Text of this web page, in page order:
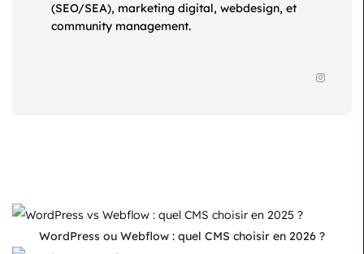
(SEO/SEA), marketing digital, webdesign, et
community management.
WordPress ou Webflow : quel CMS choisir en 2026 ?